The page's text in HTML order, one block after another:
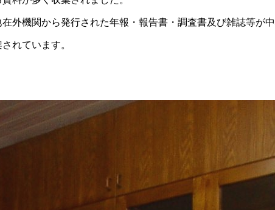
外機関から発行された年報・報告書・調査書及び雑誌等が中
れています。